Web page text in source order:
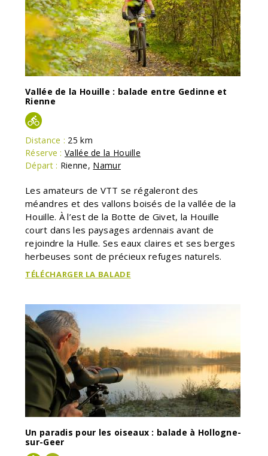
Vallée de la Houille : balade entre Gedinne et
Rienne
Distance : 25 km
Réserve : Vallée de la Houille
Départ : Rienne, Namur
Les amateurs de VTT se régaleront des
méandres et des vallons boisés de la vallée de la
Houille. À l’est de la Botte de Givet, la Houille
court dans les paysages ardennais avant de
rejoindre la Hulle. Ses eaux claires et ses berges
herbeuses sont de précieux refuges naturels.
TÉLÉCHARGER LA BALADE
Un paradis pour les oiseaux : balade à Hollogne-
sur-Geer